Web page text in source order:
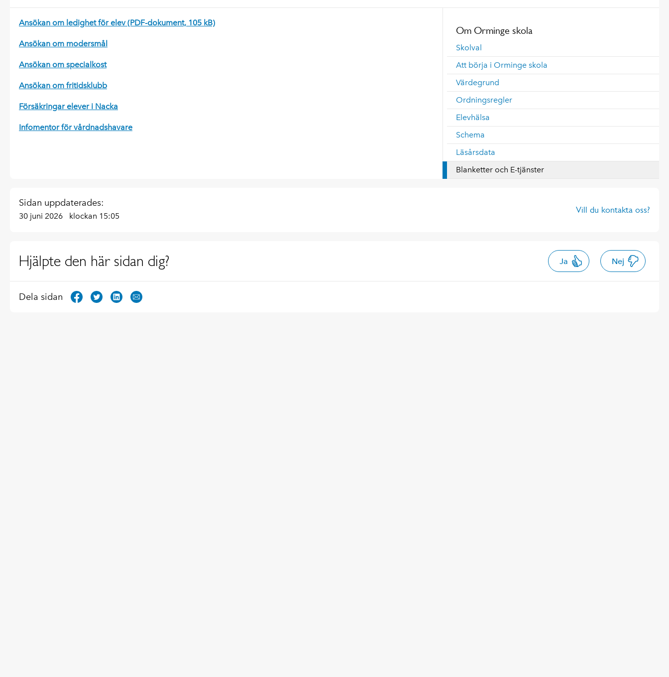
Om Orminge skola
Skolval
Att börja i Orminge skola
Värdegrund
Ordningsregler
Elevhälsa
Schema
Läsårsdata
Blanketter och E-tjänster
Ansökan om ledighet för elev (PDF-dokument, 105 kB)
Ansökan om modersmål
Ansökan om specialkost
Ansökan om fritidsklubb
Försäkringar elever i Nacka
Infomentor för vårdnadshavare
Sidan uppdaterades:
30 juni 2026 klockan 15:05
Vill du kontakta oss?
Hjälpte den här sidan dig? Ja Nej
Dela sidan